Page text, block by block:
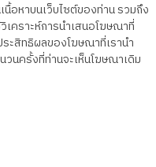
อหาบนเว็บไซต์ของท่าน รวมถึง
เคราะห์การนำเสนอโฆษณาที่
ะสิทธิผลของโฆษณาที่เรานำ
นครั้งที่ท่านจะเห็นโฆษณาเดิม